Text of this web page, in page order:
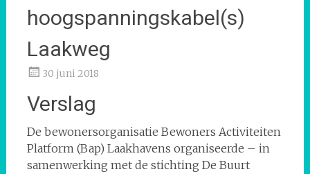
hoogspanningskabel(s)
Laakweg
30 juni 2018
Verslag
De bewonersorganisatie Bewoners Activiteiten
Platform (Bap) Laakhavens organiseerde – in
samenwerking met de stichting De Buurt